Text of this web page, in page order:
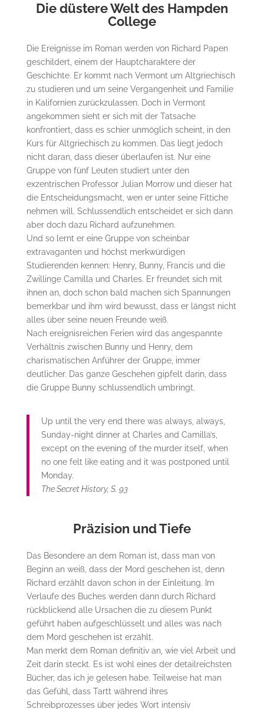
Die düstere Welt des Hampden
College
Die Ereignisse im Roman werden von Richard Papen
geschildert, einem der Hauptcharaktere der
Geschichte. Er kommt nach Vermont um Altgriechisch
zu studieren und um seine Vergangenheit und Familie
in Kalifornien zurückzulassen. Doch in Vermont
angekommen sieht er sich mit der Tatsache
konfrontiert, dass es schier unmöglich scheint, in den
Kurs für Altgriechisch zu kommen. Das liegt jedoch
nicht daran, dass dieser überlaufen ist. Nur eine
Gruppe von fünf Leuten studiert unter den
exzentrischen Professor Julian Morrow und dieser hat
die Entscheidungsmacht, wen er unter seine Fittiche
nehmen will. Schlussendlich entscheidet er sich dann
aber doch dazu Richard aufzunehmen.
Und so lernt er eine Gruppe von scheinbar
extravaganten und höchst merkwürdigen
Studierenden kennen: Henry, Bunny, Francis und die
Zwillinge Camilla und Charles. Er freundet sich mit
ihnen an, doch schon bald machen sich Spannungen
bemerkbar und ihm wird bewusst, dass er längst nicht
alles über seine neuen Freunde weiß.
Nach ereignisreichen Ferien wird das angespannte
Verhältnis zwischen Bunny und Henry, dem
charismatischen Anführer der Gruppe, immer
deutlicher. Das ganze Geschehen gipfelt darin, dass
die Gruppe Bunny schlussendlich umbringt.
Up until the very end there was always, always,
Sunday-night dinner at Charles and Camilla’s,
except on the evening of the murder itself, when
no one felt like eating and it was postponed until
Monday.
The Secret History, S. 93
Präzision und Tiefe
Das Besondere an dem Roman ist, dass man von
Beginn an weiß, dass der Mord geschehen ist, denn
Richard erzählt davon schon in der Einleitung. Im
Verlaufe des Buches werden dann durch Richard
rückblickend alle Ursachen die zu diesem Punkt
geführt haben aufgeschlüsselt und alles was nach
dem Mord geschehen ist erzählt.
Man merkt dem Roman definitiv an, wie viel Arbeit und
Zeit darin steckt. Es ist wohl eines der detailreichsten
Bücher, das ich je gelesen habe. Teilweise hat man
das Gefühl, dass Tartt während ihres
Schreibprozesses über jedes Wort intensiv